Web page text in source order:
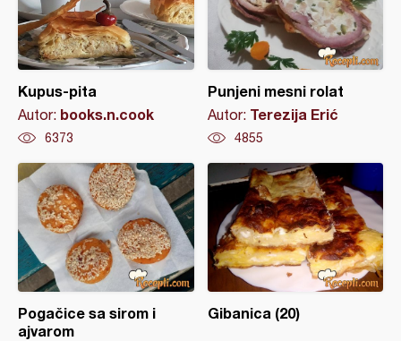
Kupus-pita
Autor: books.n.cook
6373
Punjeni mesni rolat
Autor: Terezija Erić
4855
Pogačice sa sirom i
ajvarom
Gibanica (20)